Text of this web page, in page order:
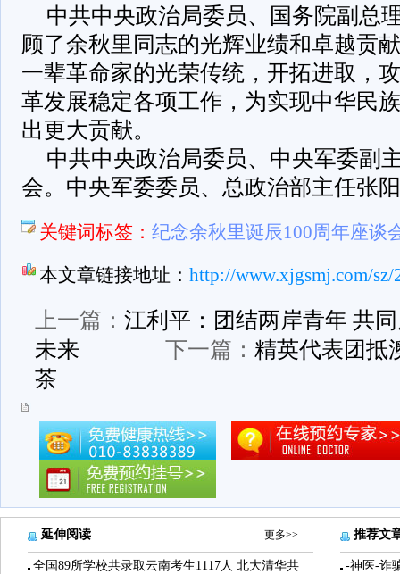
中共中央政治局委员、国务院副总
顾了余秋里同志的光辉业绩和卓越贡
一辈革命家的光荣传统，开拓进取，
革发展稳定各项工作，为实现中华民
出更大贡献。
中共中央政治局委员、中央军委副
会。中央军委委员、总政治部主任张
关键词标签： 纪念余秋里诞辰100周年座谈
本文章链接地址： http://www.xjgsmj.com/sz/
上一篇： 江利平：团结两岸青年 共
未来
下一篇： 精英代表团抵
茶
延伸阅读 更多>>
全国89所学校共录取云南考生1117人 北大清华共
推荐文
-神医-诈